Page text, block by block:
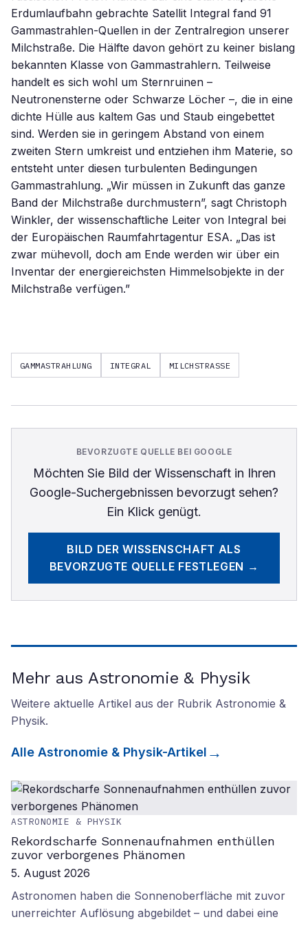
Erdumlaufbahn gebrachte Satellit Integral fand 91
Gammastrahlen-Quellen in der Zentralregion unserer
Milchstraße. Die Hälfte davon gehört zu keiner bislang
bekannten Klasse von Gammastrahlern. Teilweise
handelt es sich wohl um Sternruinen –
Neutronensterne oder Schwarze Löcher –, die in eine
dichte Hülle aus kaltem Gas und Staub eingebettet
sind. Werden sie in geringem Abstand von einem
zweiten Stern umkreist und entziehen ihm Materie, so
entsteht unter diesen turbulenten Bedingungen
Gammastrahlung. „Wir müssen in Zukunft das ganze
Band der Milchstraße durchmustern”, sagt Christoph
Winkler, der wissenschaftliche Leiter von Integral bei
der Europäischen Raumfahrtagentur ESA. „Das ist
zwar mühevoll, doch am Ende werden wir über ein
Inventar der energiereichsten Himmelsobjekte in der
Milchstraße verfügen.”
GAMMASTRAHLUNG INTEGRAL MILCHSTRASSE
BEVORZUGTE QUELLE BEI GOOGLE
Möchten Sie Bild der Wissenschaftin Ihren
Google-Suchergebnissen bevorzugt sehen?
Ein Klick genügt.
BILD DER WISSENSCHAFT ALS
BEVORZUGTE QUELLE FESTLEGEN →
Mehr aus Astronomie & Physik
Weitere aktuelle Artikel aus der Rubrik Astronomie &
Physik.
Alle Astronomie & Physik-Artikel
ASTRONOMIE & PHYSIK
Rekordscharfe Sonnenaufnahmen enthüllen
zuvor verborgenes Phänomen
5. August 2026
Astronomen haben die Sonnenoberfläche mit zuvor
unerreichter Auflösung abgebildet – und dabei eine